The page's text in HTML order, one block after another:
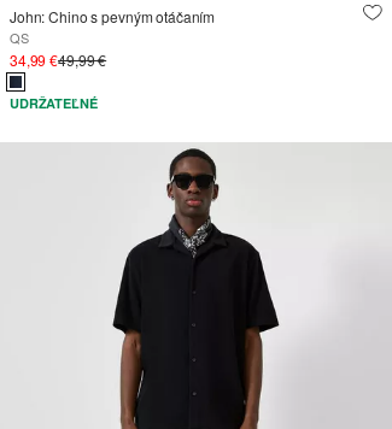
John: Chino s pevným otáčaním
QS
34,99 €49,99 €
UDRŽATEĽNÉ